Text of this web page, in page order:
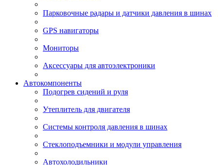
Парковочные радары и датчики давления в шинах
GPS навигаторы
Мониторы
Аксессуары для автоэлектроники
Автокомпоненты
Подогрев сидений и руля
Утеплитель для двигателя
Системы контроля давления в шинах
Стеклоподъемники и модули управления
Автохолодильники